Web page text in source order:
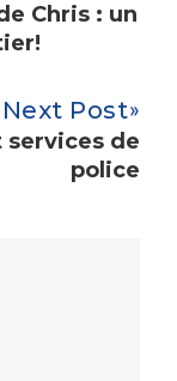
Chris : un
Next Post
de
police